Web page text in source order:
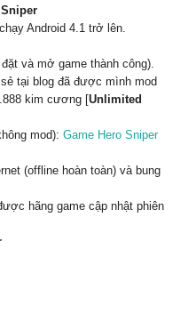
Android 4.1 trở lên.
và mở game thành công).
tại blog đã được mình mod
kim cương [Unlimited
mod): Game Hero Sniper
(offline hoàn toàn) và bung
hãng game cập nhật phiên